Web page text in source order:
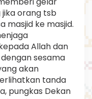
orang tsb
masjid ke masjid.
Allah dan
sesama
akan
tanda
pungkas Dekan